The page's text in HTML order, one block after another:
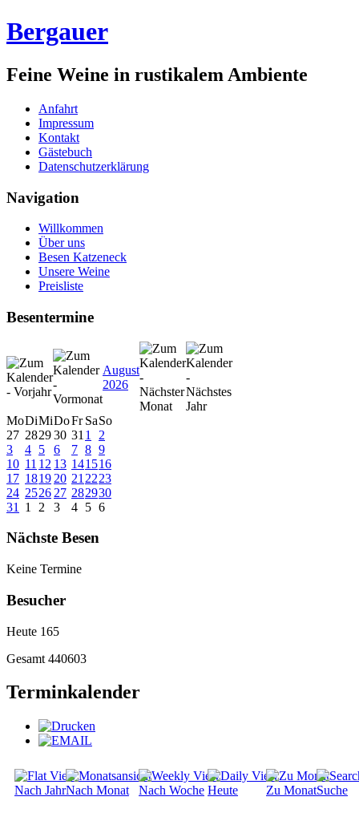
Bergauer
Feine Weine in rustikalem Ambiente
Anfahrt
Impressum
Kontakt
Gästebuch
Datenschutzerklärung
Navigation
Willkommen
Über uns
Besen Katzeneck
Unsere Weine
Preisliste
Besentermine
August
2026
MoDiMiDoFr SaSo
27 282930 31 1
2
3
4 5 6 7 8 9
10 11 12 13 141516
17 1819 20 21 2223
24 2526 27 282930
31
1 2 3 4 5 6
Nächste Besen
Keine Termine
Besucher
Heute 165
Gesamt 440603
Terminkalender
Nach JahrNach Monat Nach Woche Heute Zu MonatSuche